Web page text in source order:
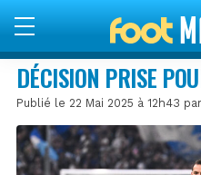
DÉCISION PRISE
Publié le 22 Mai 2025 à 12h43 par